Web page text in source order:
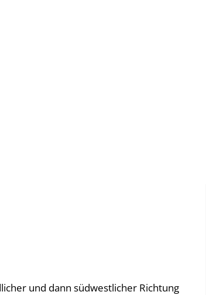
und dann südwestlicher Richtung